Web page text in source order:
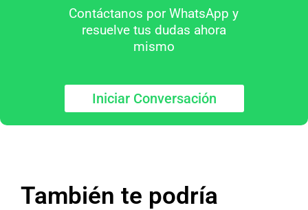
Contáctanos por WhatsApp y
resuelve tus dudas ahora
mismo
Iniciar Conversación
También te podría